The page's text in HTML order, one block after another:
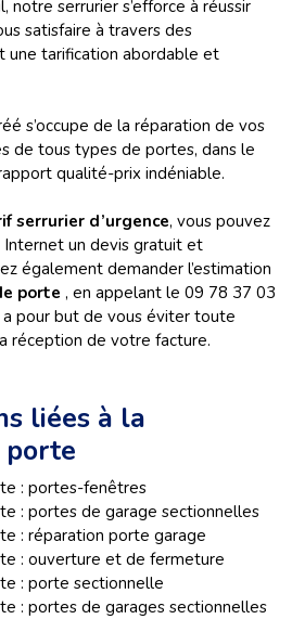
notre serrurier s’efforce à réussir
satisfaire à travers des
une tarification abordable et
s’occupe de la réparation de vos
de tous types de portes, dans le
qualité-prix indéniable.
serrurier d’urgence, vous pouvez
un devis gratuit et
également demander l’estimation
porte , en appelant le 09 78 37 03
pour but de vous éviter toute
réception de votre facture.
liées à la
porte
: portes-fenêtres
: portes de garage sectionnelles
: réparation porte garage
: ouverture et de fermeture
: porte sectionnelle
: portes de garages sectionnelles